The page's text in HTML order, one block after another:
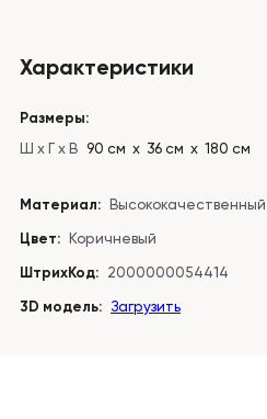
Характеристики
Размеры:
Ш x Г x В 90 см х 36 см х 180 см
Материал:
Цвет: Коричневый
ШтрихКод: 2000000054414
3D модель: Загрузить